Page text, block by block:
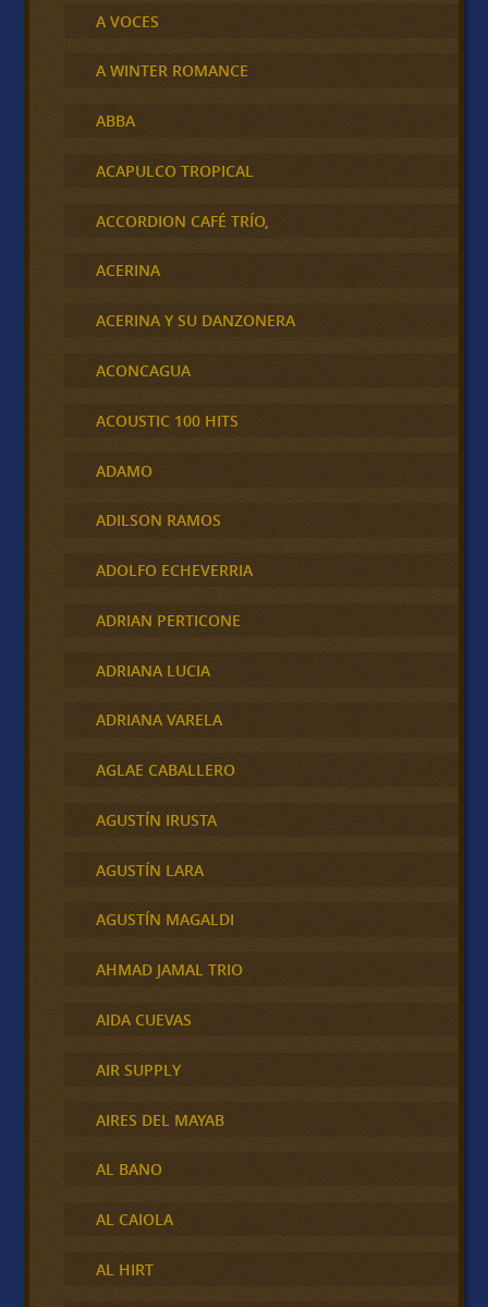
A VOCES
A WINTER ROMANCE
ABBA
ACAPULCO TROPICAL
ACCORDION CAFÉ TRÍO,
ACERINA
ACERINA Y SU DANZONERA
ACONCAGUA
ACOUSTIC 100 HITS
ADAMO
ADILSON RAMOS
ADOLFO ECHEVERRIA
ADRIAN PERTICONE
ADRIANA LUCIA
ADRIANA VARELA
AGLAE CABALLERO
AGUSTÍN IRUSTA
AGUSTÍN LARA
AGUSTÍN MAGALDI
AHMAD JAMAL TRIO
AIDA CUEVAS
AIR SUPPLY
AIRES DEL MAYAB
AL BANO
AL CAIOLA
AL HIRT